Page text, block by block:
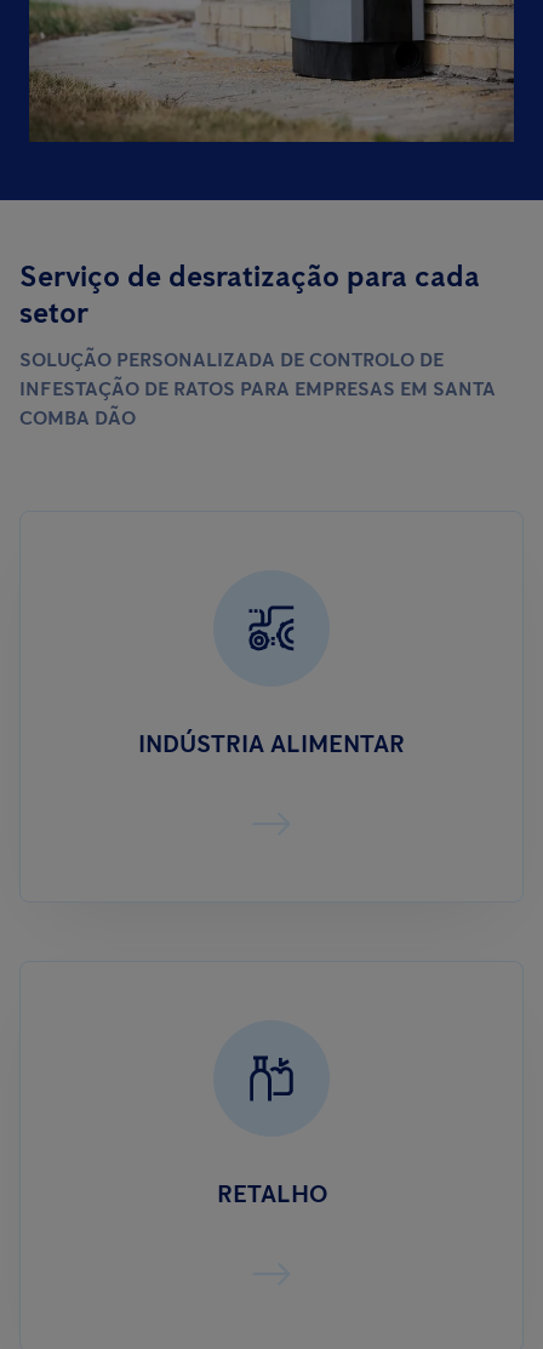
Serviço de desratização para cada
setor
SOLUÇÃO PERSONALIZADA DE CONTROLO DE
INFESTAÇÃO DE RATOS PARA EMPRESAS EM SANTA
COMBA DÃO
INDÚSTRIA ALIMENTAR
RETALHO